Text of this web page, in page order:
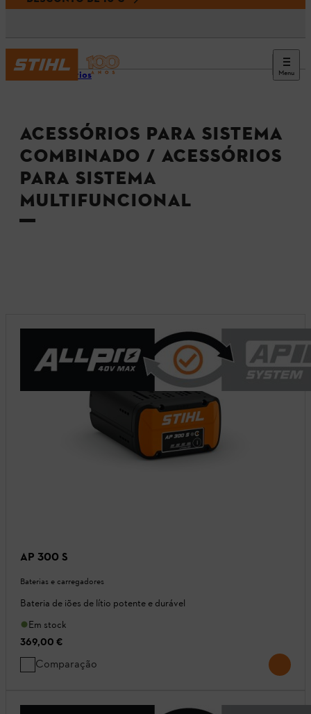
Menu
Acessórios
ACESSÓRIOS PARA SISTEMA
COMBINADO / ACESSÓRIOS
PARA SISTEMA
MULTIFUNCIONAL
AP 300 S
Baterias e carregadores
Bateria de iões de lítio potente e durável
Em stock
369,00 €
Comparação